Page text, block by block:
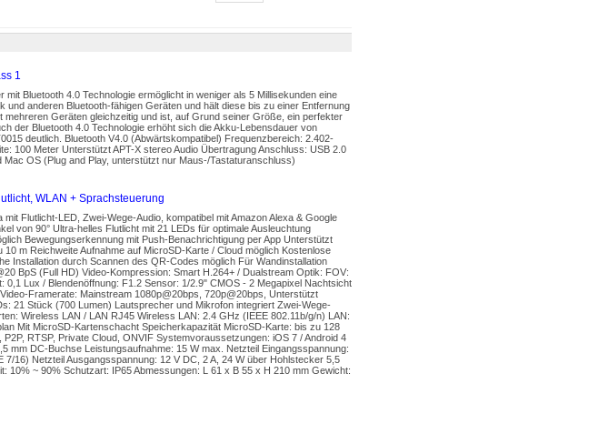
1
Bluetooth 4.0 Technologie ermöglicht in weniger als 5 Millisekunden eine
anderen Bluetooth-fähigen Geräten und hält diese bis zu einer Entfernung
Geräten gleichzeitig und ist, auf Grund seiner Größe, ein perfekter
der Bluetooth 4.0 Technologie erhöht sich die Akku-Lebensdauer von
deutlich. Bluetooth V4.0 (Abwärtskompatibel) Frequenzbereich: 2.402-
100 Meter Unterstützt APT-X stereo Audio Übertragung Anschluss: USB 2.0
OS (Plug and Play, unterstützt nur Maus-/Tastaturanschluss)
WLAN + Sprachsteuerung
Flutlicht-LED, Zwei-Wege-Audio, kompatibel mit Amazon Alexa & Google
von 90° Ultra-helles Flutlicht mit 21 LEDs für optimale Ausleuchtung
Bewegungserkennung mit Push-Benachrichtigung per App Unterstützt
m Reichweite Aufnahme auf MicroSD-Karte / Cloud möglich Kostenlose
Installation durch Scannen des QR-Codes möglich Für Wandinstallation
BpS (Full HD) Video-Kompression: Smart H.264+ / Dualstream Optik: FOV:
0,1 Lux / Blendenöffnung: F1.2 Sensor: 1/2.9" CMOS - 2 Megapixel Nachtsicht
Framerate: Mainstream 1080p@20bps, 720p@20bps, Unterstützt
21 Stück (700 Lumen) Lautsprecher und Mikrofon integriert Zwei-Wege-
Wireless LAN / LAN RJ45 Wireless LAN: 2.4 GHz (IEEE 802.11b/g/n) LAN:
Mit MicroSD-Kartenschacht Speicherkapazität MicroSD-Karte: bis zu 128
RTSP, Private Cloud, ONVIF Systemvoraussetzungen: iOS 7 / Android 4
mm DC-Buchse Leistungsaufnahme: 15 W max. Netzteil Eingangsspannung:
16) Netzteil Ausgangsspannung: 12 V DC, 2 A, 24 W über Hohlstecker 5,5
10% ~ 90% Schutzart: IP65 Abmessungen: L 61 x B 55 x H 210 mm Gewicht: